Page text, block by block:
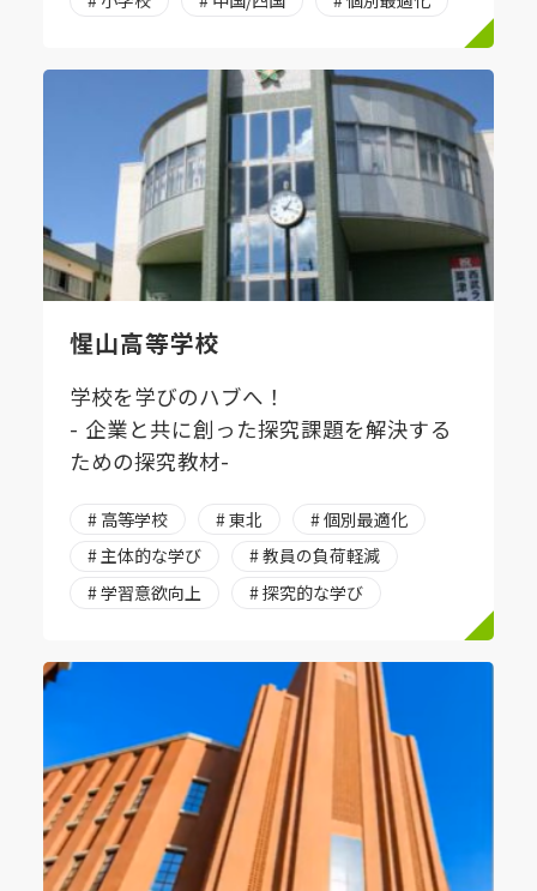
惺山高等学校
学校を学びのハブへ！
- 企業と共に創った探究課題を解決する
ための探究教材-
# 高等学校 # 東北
# 個別最適化
# 主体的な学び
# 教員の負荷軽減
# 学習意欲向上
# 探究的な学び